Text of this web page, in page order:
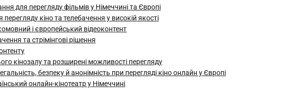
для перегляду фільмів у Німеччині та Європі
перегляду кіно та телебачення у високій якості
і європейський відеоконтент
та стрімінгові рішення
кінозалу та розширені можливості перегляду
безпеку й анонімність при перегляді кіно онлайн у Європі
онлайн-кінотеатр у Німеччині